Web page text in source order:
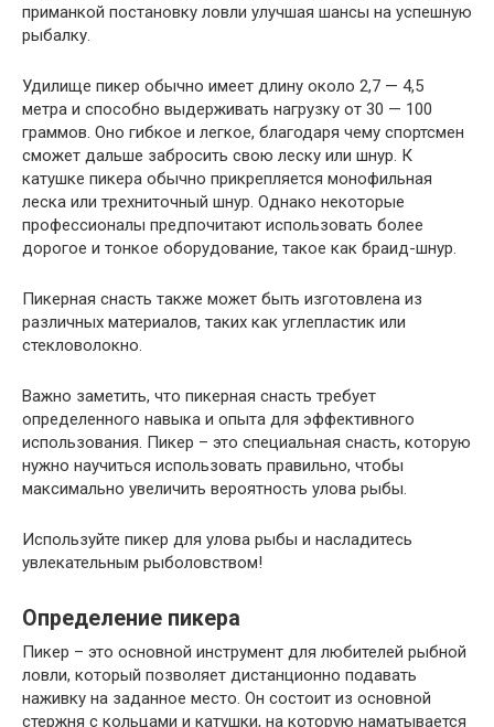
приманкой постановку ловли улучшая шансы на успешную
рыбалку.
Удилище пикер обычно имеет длину около 2,7 — 4,5
метра и способно выдерживать нагрузку от 30 — 100
граммов. Оно гибкое и легкое, благодаря чему спортсмен
сможет дальше забросить свою леску или шнур. К
катушке пикера обычно прикрепляется монофильная
леска или трехниточный шнур. Однако некоторые
профессионалы предпочитают использовать более
дорогое и тонкое оборудование, такое как браид-шнур.
Пикерная снасть также может быть изготовлена из
различных материалов, таких как углепластик или
стекловолокно.
Важно заметить, что пикерная снасть требует
определенного навыка и опыта для эффективного
использования. Пикер – это специальная снасть, которую
нужно научиться использовать правильно, чтобы
максимально увеличить вероятность улова рыбы.
Используйте пикер для улова рыбы и насладитесь
увлекательным рыболовством!
Определение пикера
Пикер – это основной инструмент для любителей рыбной
ловли, который позволяет дистанционно подавать
наживку на заданное место. Он состоит из основной
стержня с кольцами и катушки, на которую наматывается